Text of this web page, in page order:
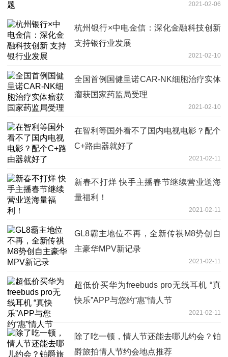
2021-02-06
杭州银行×中电金信：深化金融科技创新
支持银行业发展
2021-02-10
全国首例国健呈诺CAR-NK细胞治疗实体
瘤获国家药监局受理
2021-02-10
在智利等国外看不了国内电视电影？配个
C+路由器就好了
2021-02-11
新春不打烊 快手主播春节继续营业送海
量福利！
2021-02-11
GL8霸主地位不再，全新传祺M8势创自
主豪华MPV新记录
2021-02-11
超低价买华为freebuds pro无线耳机 “真
快乐”APP与您约“惠”情人节
2021-02-11
除了吃一顿，情人节还能去哪儿约会？铂
爵旅拍情人节约会地点推荐